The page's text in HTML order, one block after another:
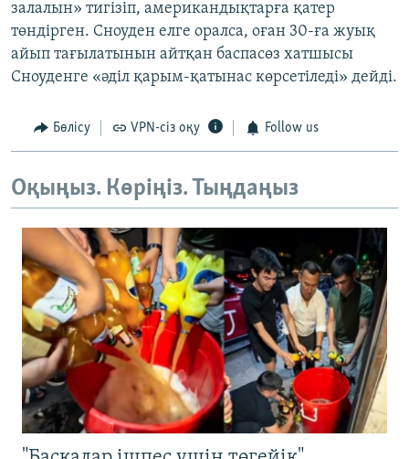
залалын» тигізіп, американдықтарға қатер
төндірген. Сноуден елге оралса, оған 30-ға жуық
айып тағылатынын айтқан баспасөз хатшысы
Сноуденге «әділ қарым-қатынас көрсетіледі» дейді.
Бөлісу VPN-сіз оқу Follow us
Оқыңыз. Көріңіз. Тыңдаңыз